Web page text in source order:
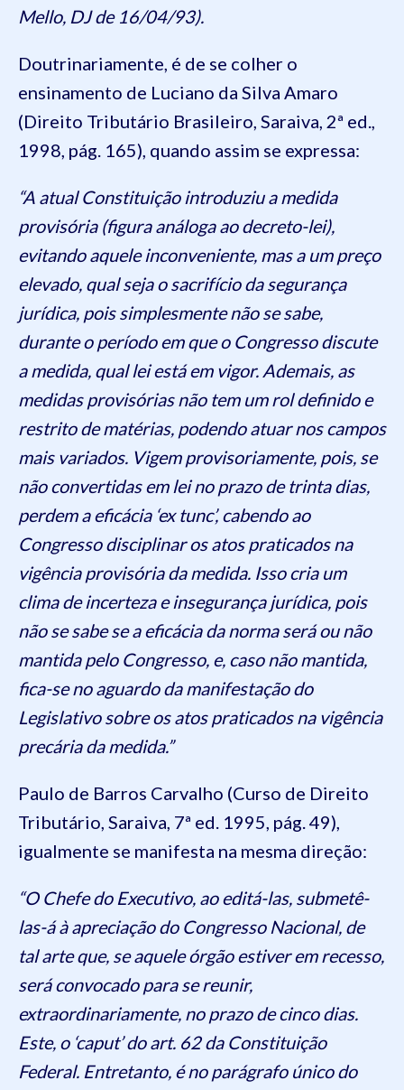
Mello, DJ de 16/04/93).
Doutrinariamente, é de se colher o
ensinamento de Luciano da Silva Amaro
(Direito Tributário Brasileiro, Saraiva, 2ª ed.,
1998, pág. 165), quando assim se expressa:
“A atual Constituição introduziu a medida
provisória (figura análoga ao decreto-lei),
evitando aquele inconveniente, mas a um preço
elevado, qual seja o sacrifício da segurança
jurídica, pois simplesmente não se sabe,
durante o período em que o Congresso discute
a medida, qual lei está em vigor. Ademais, as
medidas provisórias não tem um rol definido e
restrito de matérias, podendo atuar nos campos
mais variados. Vigem provisoriamente, pois, se
não convertidas em lei no prazo de trinta dias,
perdem a eficácia ‘ex tunc’, cabendo ao
Congresso disciplinar os atos praticados na
vigência provisória da medida. Isso cria um
clima de incerteza e insegurança jurídica, pois
não se sabe se a eficácia da norma será ou não
mantida pelo Congresso, e, caso não mantida,
fica-se no aguardo da manifestação do
Legislativo sobre os atos praticados na vigência
precária da medida.”
Paulo de Barros Carvalho (Curso de Direito
Tributário, Saraiva, 7ª ed. 1995, pág. 49),
igualmente se manifesta na mesma direção:
“O Chefe do Executivo, ao editá-las, submetê-
las-á à apreciação do Congresso Nacional, de
tal arte que, se aquele órgão estiver em recesso,
será convocado para se reunir,
extraordinariamente, no prazo de cinco dias.
Este, o ‘caput’ do art. 62 da Constituição
Federal. Entretanto, é no parágrafo único do